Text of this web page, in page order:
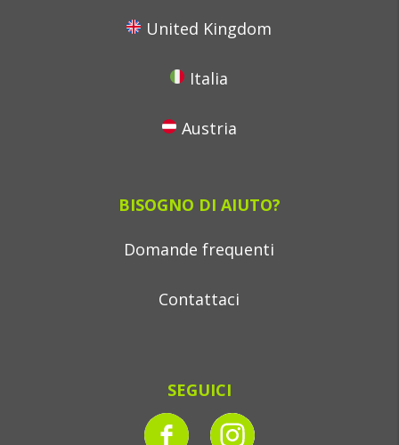
United Kingdom
Italia
Austria
BISOGNO DI AIUTO?
Domande frequenti
Contattaci
SEGUICI